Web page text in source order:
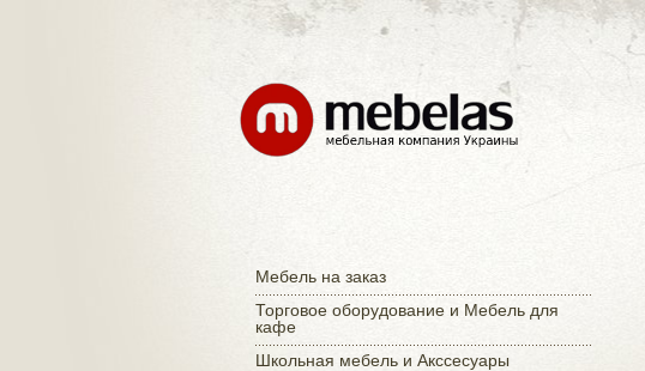
Мебель на заказ
Торговое оборудование и Мебель для
кафе
Школьная мебель и Акссесуары